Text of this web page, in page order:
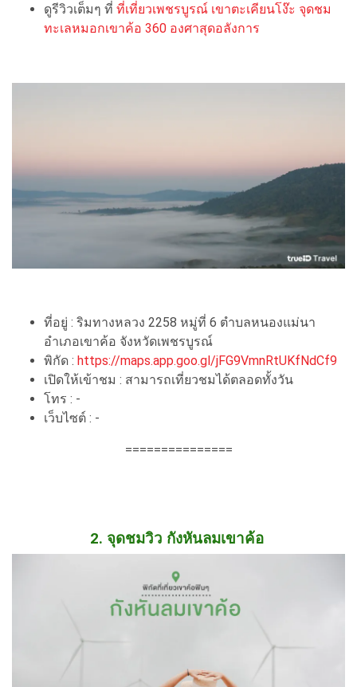
ดูรีวิวเต็มๆ ที่ ที่เที่ยวเพชรบูรณ์ เขาตะเคียนโง๊ะ จุดชม
ทะเลหมอกเขาค้อ 360 องศาสุดอลังการ
ที่อยู่ : ริมทางหลวง 2258 หมู่ที่ 6 ตำบลหนองแม่นา
อำเภอเขาค้อ จังหวัดเพชรบูรณ์
พิกัด : https://maps.app.goo.gl/jFG9VmnRtUKfNdCf9
เปิดให้เข้าชม : สามารถเที่ยวชมได้ตลอดทั้งวัน
โทร : -
เว็บไซต์ : -
===============
2. จุดชมวิว กังหันลมเขาค้อ